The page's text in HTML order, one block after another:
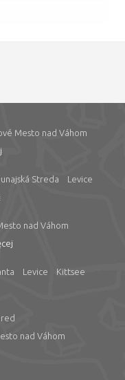
Mesto nad Váhom
Streda
Levice
nad Váhom
Levice
Kittsee
nad Váhom